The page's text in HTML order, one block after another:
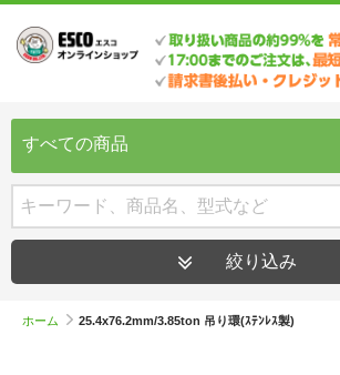
すべての商品
絞り込み
ホーム 25.4x76.2mm/3.85ton 吊り環(ｽﾃﾝﾚｽ製)